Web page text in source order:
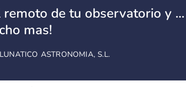
de tu observatorio y ...
mas!
ASTRONOMIA, S.L.